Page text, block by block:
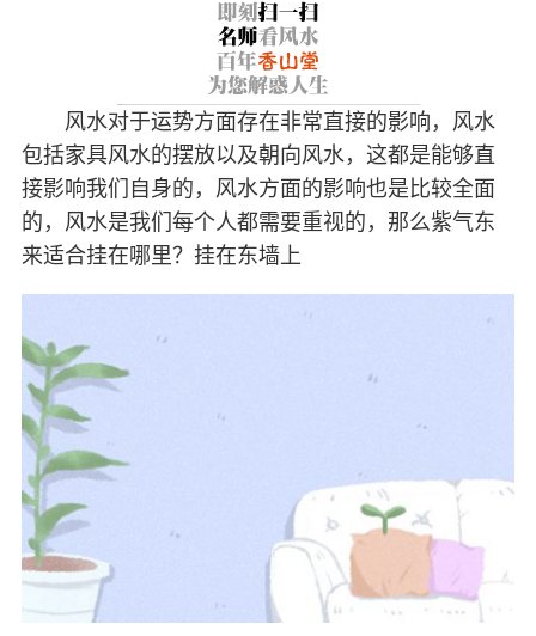
风水对于运势方面存在非常直接的影响，风水
包括家具风水的摆放以及朝向风水，这都是能够直
接影响我们自身的，风水方面的影响也是比较全面
的，风水是我们每个人都需要重视的，那么紫气东
来适合挂在哪里？挂在东墙上